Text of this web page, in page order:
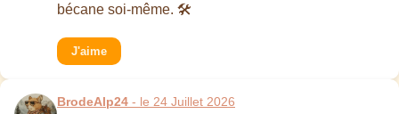
bécane soi-même. 🛠️
J'aime
BrodeAlp24 - le 24 Juillet 2026